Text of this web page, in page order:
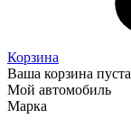
Корзина
Ваша корзина пуста
Мой автомобиль
Марка